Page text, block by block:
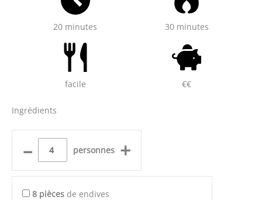
20 minutes 30 minutes
facile €€
Ingrédients
– personnes +
8 pièces de endives